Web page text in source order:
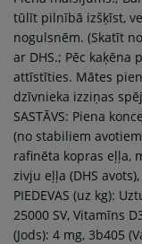
tūlīt pilnībā izšķīst,
nogulsnēm. (Skatīt
ar DHS.; Pēc
attīstīties. Mātes
dzīvnieka izziņas
SASTĀVS: Piena
(no stabiliem
rafinēta kopras eļļa,
zivju eļļa (DHS
PIEDEVAS (uz kg):
25000 SV, Vitamīns
(Jods): 4 mg, 3b405